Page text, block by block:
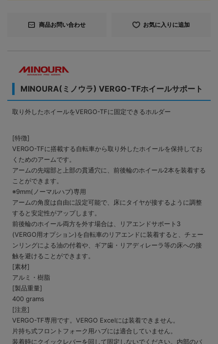
商品お問い合わせ お気に入りに追加
MINOURA(ミノウラ) VERGO-TFホイールサポート
取り外したホイールをVERGO-TFに固定できるホルダー
[特徴]
VERGO-TFに搭載する自転車から取り外したホイールを保持してお
くためのアームです。
アームの先端部と上部の貫通穴に、前後輪のホイール2本を装着する
ことができます。
※9mm(ノーマルハブ)専用
アームの角度は自由に設定可能で、床にタイヤが接するように調整
すると安定性がアップします。
前後輪のホイール両方を外す場合は、リアエンドサポート3
(VERGO用オプション)を自転車のリアエンドに装着すると、チェー
ンリングによる油の付着や、ギア歯・リアディレーラ等の床への接
触を避けることができます。
[素材]
アルミ・樹脂
[製品重量]
400 grams
[注意]
VERGO-TF専用です。VERGO Excelには装着できません。
片持ち式フロントフォーク用ハブには適合していません。
装着時にクイックレバーを回して固定しないでください。内部のバ